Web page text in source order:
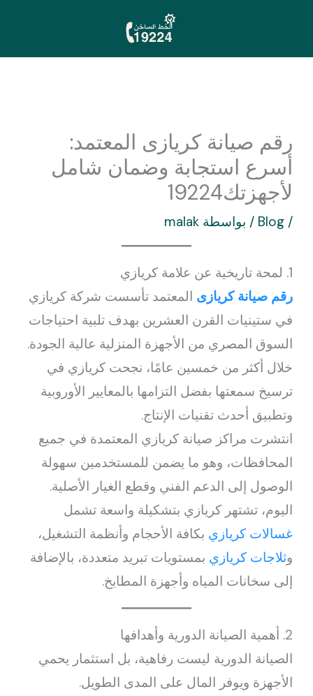
المحتوى
رقم صيانة كريازى المعتمد:
أسرع استجابة وضمان شامل
لأجهزتك19224
/
Blog / بواسطة malak
1. لمحة تاريخية عن علامة كريازي
رقم صيانة كريازى المعتمد تأسست شركة كريازي
في ستينيات القرن العشرين بهدف تلبية احتياجات
السوق المصري من الأجهزة المنزلية عالية الجودة.
خلال أكثر من خمسين عامًا، نجحت كريازي في
ترسيخ سمعتها بفضل التزامها بالمعايير الأوروبية
وتطبيق أحدث تقنيات الإنتاج.
انتشرت مراكز صيانة كريازي المعتمدة في جميع
المحافظات، وهو ما يضمن للمستخدمين سهولة
الوصول إلى الدعم الفني وقطع الغيار الأصلية.
اليوم، تشتهر كريازي بتشكيلة واسعة تشمل
غسالات كريازي بكافة الأحجام وأنظمة التشغيل،
وثلاجات كريازي بمستويات تبريد متعددة، بالإضافة
إلى سخانات المياه وأجهزة المطابخ.
2. أهمية الصيانة الدورية وأهدافها
الصيانة الدورية ليست رفاهية، بل استثمار يحمي
الأجهزة ويوفر المال على المدى الطويل.